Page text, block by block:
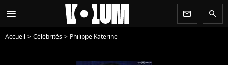
menu newsletter search
Accueil Célébrités Philippe Katerine